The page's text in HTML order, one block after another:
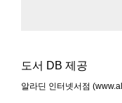
도서 DB 제공
알라딘 인터넷서점